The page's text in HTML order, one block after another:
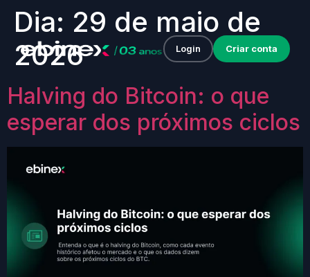
Login Criar conta
Dia: 29 de maio de
2026
Halving do Bitcoin: o que
esperar dos próximos ciclos